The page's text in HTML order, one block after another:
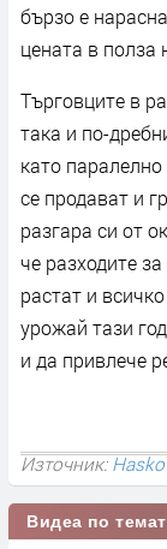
бързо е
цената в полза
Търговците в
така и по-
като
се продават и
разгара си от
че разходите
растат и
урожай тази
и да привлече
Източник:
Видеа по